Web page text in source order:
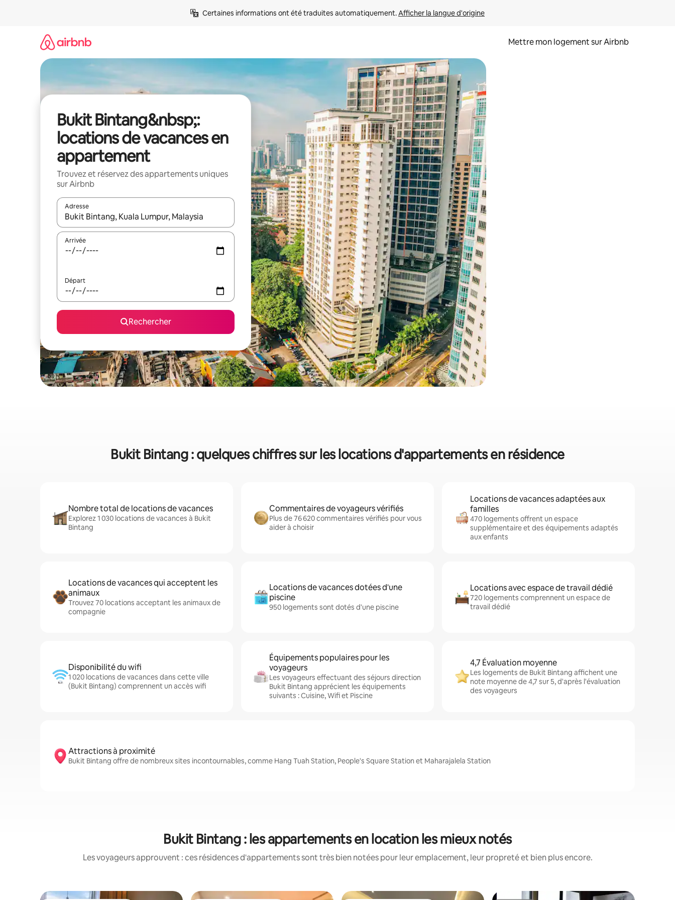
Certaines informations ont été traduites automatiquement. Afficher la langue d'origine
Mettre mon logement sur Airbnb
Bukit Bintang&nbsp;:
locations de vacances en
appartement
Trouvez et réservez des appartements uniques
sur Airbnb
Adresse
Lorsque les résultats s'affichent, utilisez les flèches vers le haut et vers le bas pour les parcourir ou en appuyant et en faisant glisser.
Arrivée
Départ
Rechercher
Bukit Bintang : quelques chiffres sur les locations d'appartements en résidence
Nombre total de locations de vacances
Explorez 1 030 locations de vacances à Bukit
Bintang
Commentaires de voyageurs vérifiés
Plus de 76 620 commentaires vérifiés pour vous
aider à choisir
Locations de vacances adaptées aux
familles
470 logements offrent un espace
supplémentaire et des équipements adaptés
aux enfants
Locations de vacances qui acceptent les
animaux
Trouvez 70 locations acceptant les animaux de
compagnie
Locations de vacances dotées d'une
piscine
950 logements sont dotés d'une piscine
Locations avec espace de travail dédié
720 logements comprennent un espace de
travail dédié
Disponibilité du wifi
1 020 locations de vacances dans cette ville
(Bukit Bintang) comprennent un accès wifi
Équipements populaires pour les
voyageurs
Les voyageurs effectuant des séjours direction
Bukit Bintang apprécient les équipements
suivants : Cuisine, Wifi et Piscine
4,7 Évaluation moyenne
Les logements de Bukit Bintang affichent une
note moyenne de 4,7 sur 5, d'après l'évaluation
des voyageurs
Attractions à proximité
Bukit Bintang offre de nombreux sites incontournables, comme Hang Tuah Station, People's Square Station et Maharajalela Station
Bukit Bintang : les appartements en location les mieux notés
Les voyageurs approuvent : ces résidences d'appartements sont très bien notées pour leur emplacement, leur propreté et bien plus encore.